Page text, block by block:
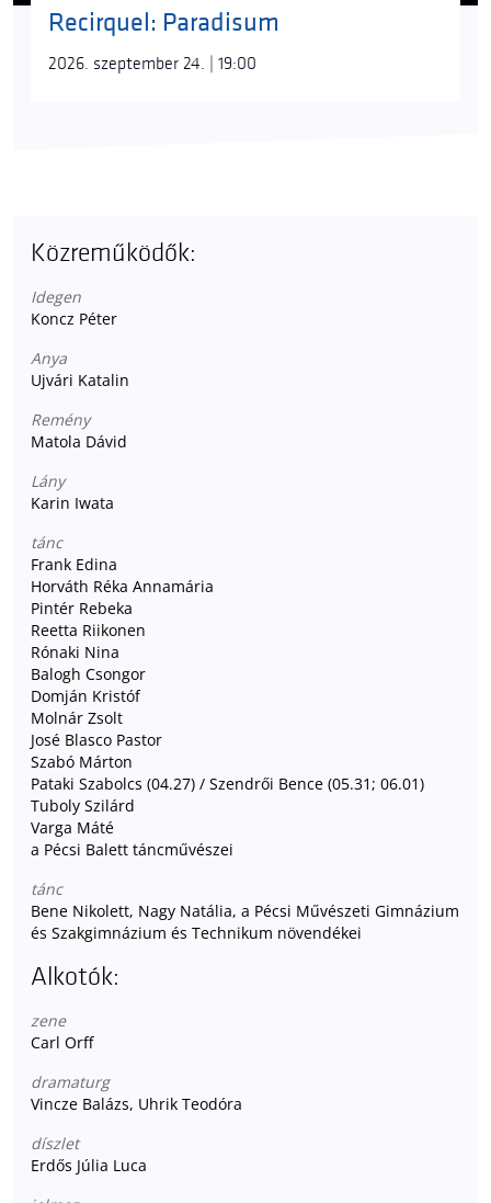
Recirquel: Paradisum
2026. szeptember 24. | 19:00
Közreműködők:
Idegen
Koncz Péter
Anya
Ujvári Katalin
Remény
Matola Dávid
Lány
Karin Iwata
tánc
Frank Edina
Horváth Réka Annamária
Pintér Rebeka
Reetta Riikonen
Rónaki Nina
Balogh Csongor
Domján Kristóf
Molnár Zsolt
José Blasco Pastor
Szabó Márton
Pataki Szabolcs (04.27) / Szendrői Bence (05.31; 06.01)
Tuboly Szilárd
Varga Máté
a Pécsi Balett táncművészei
tánc
Bene Nikolett, Nagy Natália, a Pécsi Művészeti Gimnázium
és Szakgimnázium és Technikum növendékei
Alkotók:
zene
Carl Orff
dramaturg
Vincze Balázs, Uhrik Teodóra
díszlet
Erdős Júlia Luca